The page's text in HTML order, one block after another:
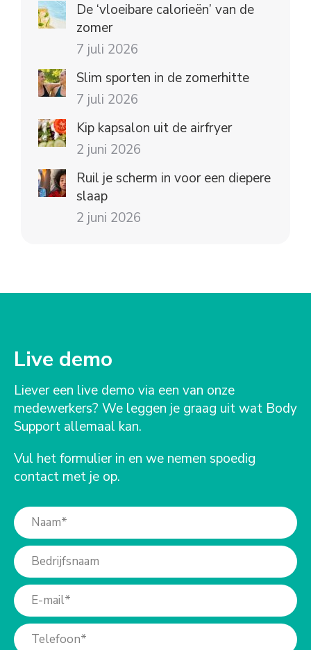
De ‘vloeibare calorieën’ van de
zomer
7 juli 2026
Slim sporten in de zomerhitte
7 juli 2026
Kip kapsalon uit de airfryer
2 juni 2026
Ruil je scherm in voor een diepere
slaap
2 juni 2026
Live demo
Liever een live demo via een van onze
medewerkers? We leggen je graag uit wat Body
Support allemaal kan.
Vul het formulier in en we nemen spoedig
contact met je op.